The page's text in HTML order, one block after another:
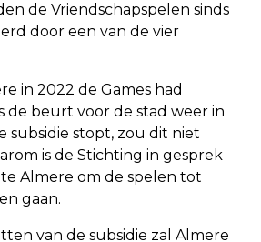
de Vriendschapspelen sinds
door een van de vier
in 2022 de Games had
de beurt voor de stad weer in
subsidie stopt, zou dit niet
is de Stichting in gesprek
Almere om de spelen tot
gaan.
van de subsidie zal Almere